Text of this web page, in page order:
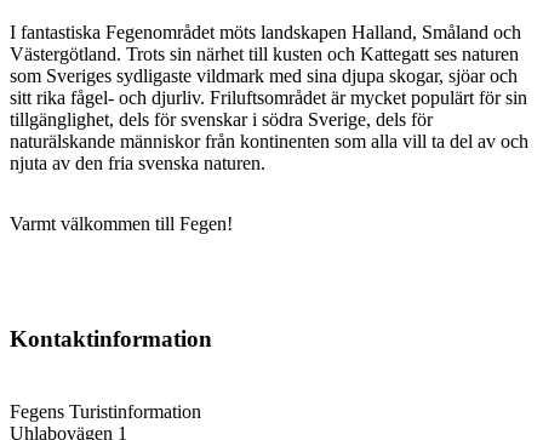
I fantastiska Fegenområdet möts landskapen Halland, Småland och
Västergötland. Trots sin närhet till kusten och Kattegatt ses naturen
som Sveriges sydligaste vildmark med sina djupa skogar, sjöar och
sitt rika fågel- och djurliv. Friluftsområdet är mycket populärt för sin
tillgänglighet, dels för svenskar i södra Sverige, dels för
naturälskande människor från kontinenten som alla vill ta del av och
njuta av den fria svenska naturen.
Varmt välkommen till Fegen!
Kontaktinformation
Fegens Turistinformation
Uhlabovägen 1